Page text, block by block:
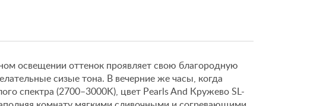
освещении оттенок проявляет свою благородную
сизые тона. В вечерние же часы, когда
спектра (2700–3000K), цвет Pearls And Кружево SL-